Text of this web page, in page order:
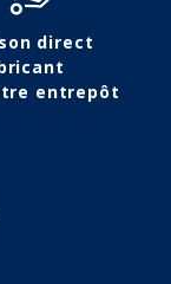
direct
entrepôt